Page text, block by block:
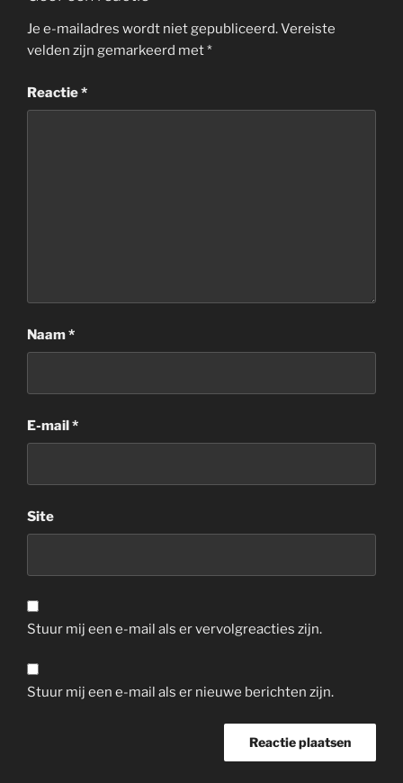
Je e-mailadres wordt niet gepubliceerd.Vereiste
velden zijn gemarkeerd met*
Reactie*
Naam*
E-mail*
Site
Stuur mij een e-mail als er vervolgreacties zijn.
Stuur mij een e-mail als er nieuwe berichten zijn.